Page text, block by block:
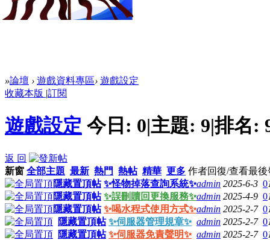
»論壇 › 遊戲資料專區› 遊戲設定
收藏本版 |訂閱
遊戲設定 今日: 0|主題: 9|排名:
返 回
新窗 全部主題 最新 熱門 熱帖 精華 更多 作者回復/查看最後
隱藏置頂帖 ✨怪物掉落查詢系統✨admin 2025-6-3 0
隱藏置頂帖 ✨誤刪贖回更換服務✨admin 2025-4-9 0
隱藏置頂帖 ✨喝水程式使用方式✨admin 2025-2-7 0
隱藏置頂帖 ✨伺服器管理規章✨ admin 2025-2-7 0
隱藏置頂帖 ✨伺服器免責聲明✨ admin 2025-2-7 0